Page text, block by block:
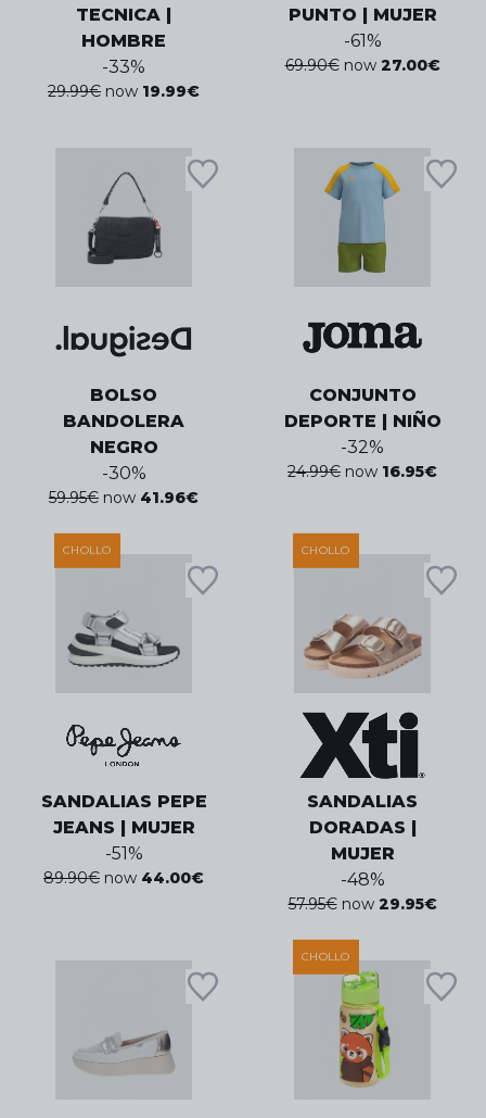
TECNICA |
HOMBRE
-33%
29.99€ now 19.99€
PUNTO | MUJER
-61%
69.90€ now 27.00€
BOLSO
BANDOLERA
NEGRO
-30%
59.95€ now 41.96€
CONJUNTO
DEPORTE | NIÑO
-32%
24.99€ now 16.95€
CHOLLO
SANDALIAS PEPE
JEANS | MUJER
-51%
89.90€ now 44.00€
CHOLLO
SANDALIAS
DORADAS |
MUJER
-48%
57.95€ now 29.95€
CHOLLO